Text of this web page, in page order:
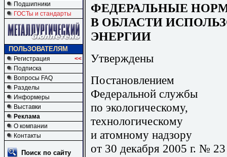
Подшипники
ГОСТы и стандарты
ПОЛЬЗОВАТЕЛЯМ
Регистрация
<<
Подписка
Вопросы FAQ
Разделы
Информеры
Выставки
Реклама
О компании
Контакты
Поиск по сайту
ФЕДЕРАЛЬНЫЕ
В ОБЛАСТИ
ЭНЕРГИИ
Утверждены
Постановлением
Федеральной службы
по экологическому,
технологическому
и атомному надзору
от 30 декабря 2005 г. № 23